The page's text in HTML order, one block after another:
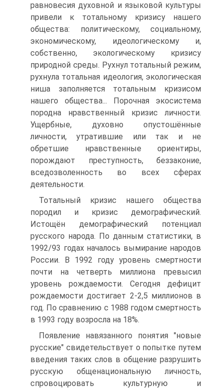
равновесия духовной и языковой культуры
привели к тотальному кризису нашего
общества: политическому, социальному,
экономическому, идеологическому и,
собственно, экологическому кризису
природной среды. Рухнул тотальный режим,
рухнула тотальная идеология, экологическая
ниша заполняется тотальным кризисом
нашего общества... Порочная экосистема
породна нравственный кризис личности.
Ущербные, духовно опустошённые
личности, утратившие или так и не
обретшие нравственные ориентиры,
порождают преступность, беззаконие,
вседозволенность во всех сферах
деятельности.
Тотальный кризис нашего общества
породил и кризис демографический.
Истощён демографический потенциал
русского народа. По данным статистики, в
1992/93 годах началось вымирание народов
России. В 1992 году уровень смертности
почти на четверть миллиона превысил
уровень рождаемости. Сегодня дефицит
рождаемости достигает 2-2,5 миллионов в
год. По сравнению с 1988 годом смертность
в 1993 году возросла на 18%.
Появление навязанного понятия "новые
русские" свидетельствует о попытке путем
введения таких слов в общение разрушить
русскую общенациональную личность,
спровоцировать культурную и